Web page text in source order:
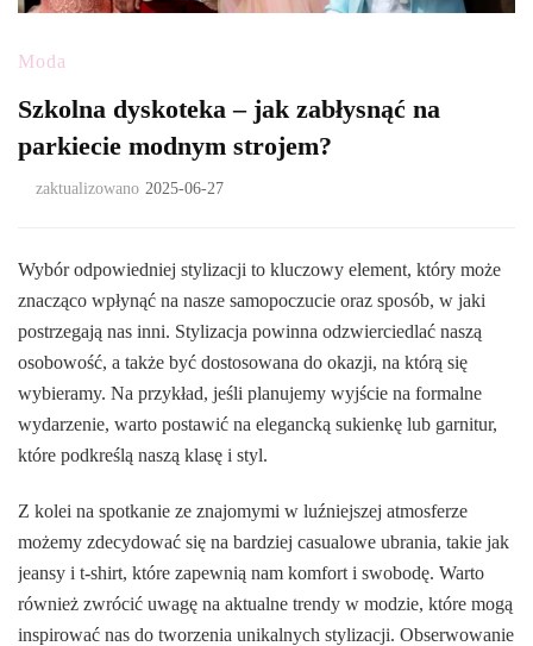
Moda
Szkolna dyskoteka – jak zabłysnąć na
parkiecie modnym strojem?
zaktualizowano 2025-06-27
Wybór odpowiedniej stylizacji to kluczowy element, który może
znacząco wpłynąć na nasze samopoczucie oraz sposób, w jaki
postrzegają nas inni. Stylizacja powinna odzwierciedlać naszą
osobowość, a także być dostosowana do okazji, na którą się
wybieramy. Na przykład, jeśli planujemy wyjście na formalne
wydarzenie, warto postawić na elegancką sukienkę lub garnitur,
które podkreślą naszą klasę i styl.
Z kolei na spotkanie ze znajomymi w luźniejszej atmosferze
możemy zdecydować się na bardziej casualowe ubrania, takie jak
jeansy i t-shirt, które zapewnią nam komfort i swobodę. Warto
również zwrócić uwagę na aktualne trendy w modzie, które mogą
inspirować nas do tworzenia unikalnych stylizacji. Obserwowanie